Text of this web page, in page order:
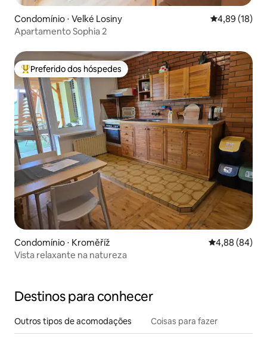
Condomínio ⋅ Velké Losiny 4,89 de uma
4,89 (18)
Apartamento Sophia 2
Entre os melhores preferidos dos hóspedes
Preferido dos hóspedes
Condomínio ⋅ Kroměříž 4,88 de uma
4,88 (84)
Vista relaxante na natureza
Destinos para conhecer
Outros tipos de acomodações Coisas para fazer